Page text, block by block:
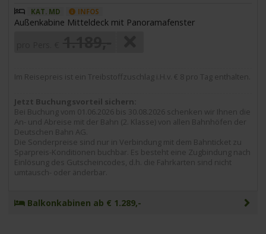
KAT. MD INFOS
Außenkabine Mitteldeck mit Panoramafenster
Im Reisepreis ist ein Treibstoffzuschlag i.H.v. € 8 pro Tag enthalten.
Jetzt Buchungsvorteil sichern:
Bei Buchung vom 01.06.2026 bis 30.08.2026 schenken wir Ihnen die
An- und Abreise mit der Bahn (2. Klasse) von allen Bahnhöfen der
Deutschen Bahn AG.
Die Sonderpreise sind nur in Verbindung mit dem Bahnticket zu
Sparpreis-Konditionen buchbar. Es besteht eine Zugbindung nach
Einlösung des Gutscheincodes, d.h. die Fahrkarten sind nicht
umtausch- oder änderbar.
Balkonkabinen ab € 1.289,-